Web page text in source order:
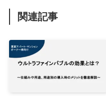
関連記事